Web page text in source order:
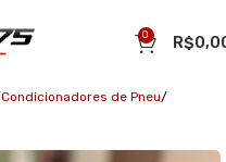
0 R$
Condicionadores de Pneu